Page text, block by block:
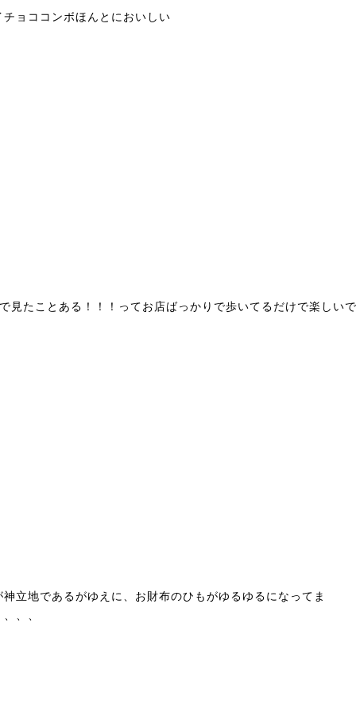
チョココンボほんとにおいしい
見たことある！！！ってお店ばっかりで歩いてるだけで楽しい
神立地であるがゆえに、お財布のひもがゆるゆるになってま
、、